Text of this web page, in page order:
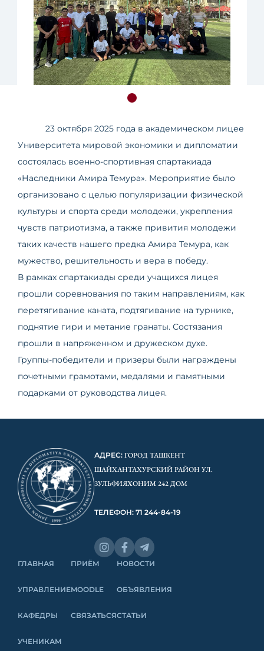
23 октября 2025 года в академическом лицее
Университета мировой экономики и дипломатии
состоялась военно-спортивная спартакиада
«Наследники Амира Темура». Мероприятие было
организовано с целью популяризации физической
культуры и спорта среди молодежи, укрепления
чувств патриотизма, а также привития молодежи
таких качеств нашего предка Амира Темура, как
мужество, решительность и вера в победу.
В рамках спартакиады среди учащихся лицея
прошли соревнования по таким направлениям, как
перетягивание каната, подтягивание на турнике,
поднятие гири и метание гранаты. Состязания
прошли в напряженном и дружеском духе.
Группы-победители и призеры были награждены
почетными грамотами, медалями и памятными
подарками от руководства лицея.
АДРЕС: ГОРОД ТАШКЕНТ
ШАЙХАНТАХУРСКИЙ РАЙОН УЛ.
ЗУЛЬФИЯХОНИМ 242 ДОМ
ТЕЛЕФОН: 71 244-84-19
ГЛАВНАЯ
УПРАВЛЕНИЕ
КАФЕДРЫ
УЧЕНИКАМ
ПРИЁМ
MOODLE
СВЯЗАТЬСЯ
НОВОСТИ
ОБЪЯВЛЕНИЯ
СТАТЬИ